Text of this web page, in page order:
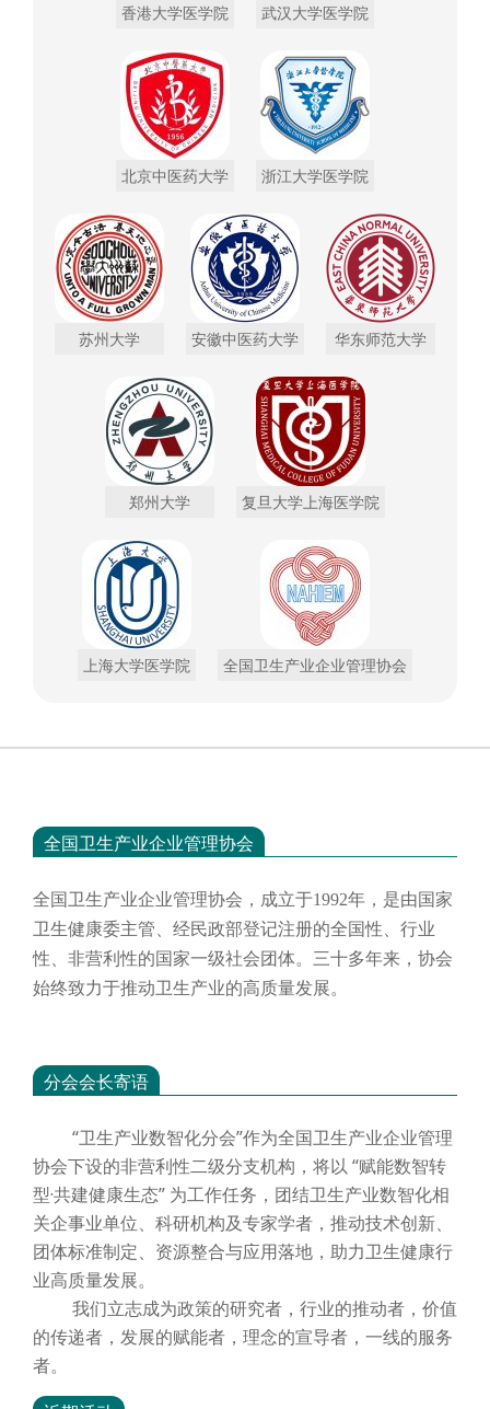
香港大学医学院 武汉大学医学院
北京中医药大学 浙江大学医学院
苏州大学 安徽中医药大学 华东师范大学
郑州大学 复旦大学上海医学院
上海大学医学院 全国卫生产业企业管理协会
全国卫生产业企业管理协会
全国卫生产业企业管理协会，成立于1992年，是由国家
卫生健康委主管、经民政部登记注册的全国性、行业
性、非营利性的国家一级社会团体。三十多年来，协会
始终致力于推动卫生产业的高质量发展。
分会会长寄语
“卫生产业数智化分会”作为全国卫生产业企业管理
协会下设的非营利性二级分支机构，将以 “赋能数智转
型·共建健康生态” 为工作任务，团结卫生产业数智化相
关企事业单位、科研机构及专家学者，推动技术创新、
团体标准制定、资源整合与应用落地，助力卫生健康行
业高质量发展。
我们立志成为政策的研究者，行业的推动者，价值
的传递者，发展的赋能者，理念的宣导者，一线的服务
者。